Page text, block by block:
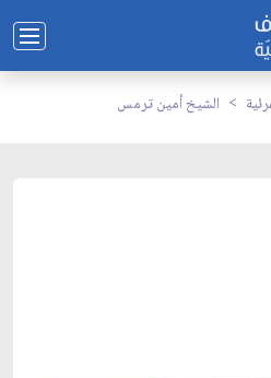
الشيخ أمين ترمس